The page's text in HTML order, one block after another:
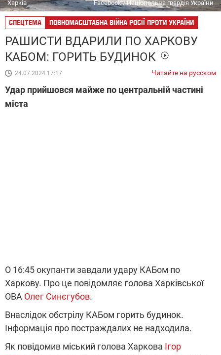
Харків Facebook / Національна гвардія України
СПЕЦТЕМА ПОВНОМАСШТАБНА ВІЙНА РОСІЇ ПРОТИ УКРАЇНИ
РАШИСТИ ВДАРИЛИ ПО ХАРКОВУ
КАБОМ: ГОРИТЬ БУДИНОК
24.07.2024 17:17 Читайте на русском
Удар прийшовся майже по центральній частині
міста
О 16:45 окупанти завдали удару КАБом по
Харкову. Про це повідомляє голова Харківської
ОВА Олег Синєгубов.
Внаслідок обстрілу КАБом горить будинок.
Інформація про постраждалих не надходила.
Як повідомив міський голова Харкова Ігор